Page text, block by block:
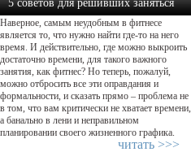
5 советов для решивших заняться
фитнесом...
Наверное, самым неудобным в фитнесе
является то, что нужно найти где-то на него
время. И действительно, где можно выкроить
достаточно времени, для такого важного
занятия, как фитнес? Но теперь, пожалуй,
можно отбросить все эти оправдания и
формальности, и сказать прямо – проблема не
в том, что вам критически не хватает времени,
а банально в лени и неправильном
планировании своего жизненного графика.
читать >>>